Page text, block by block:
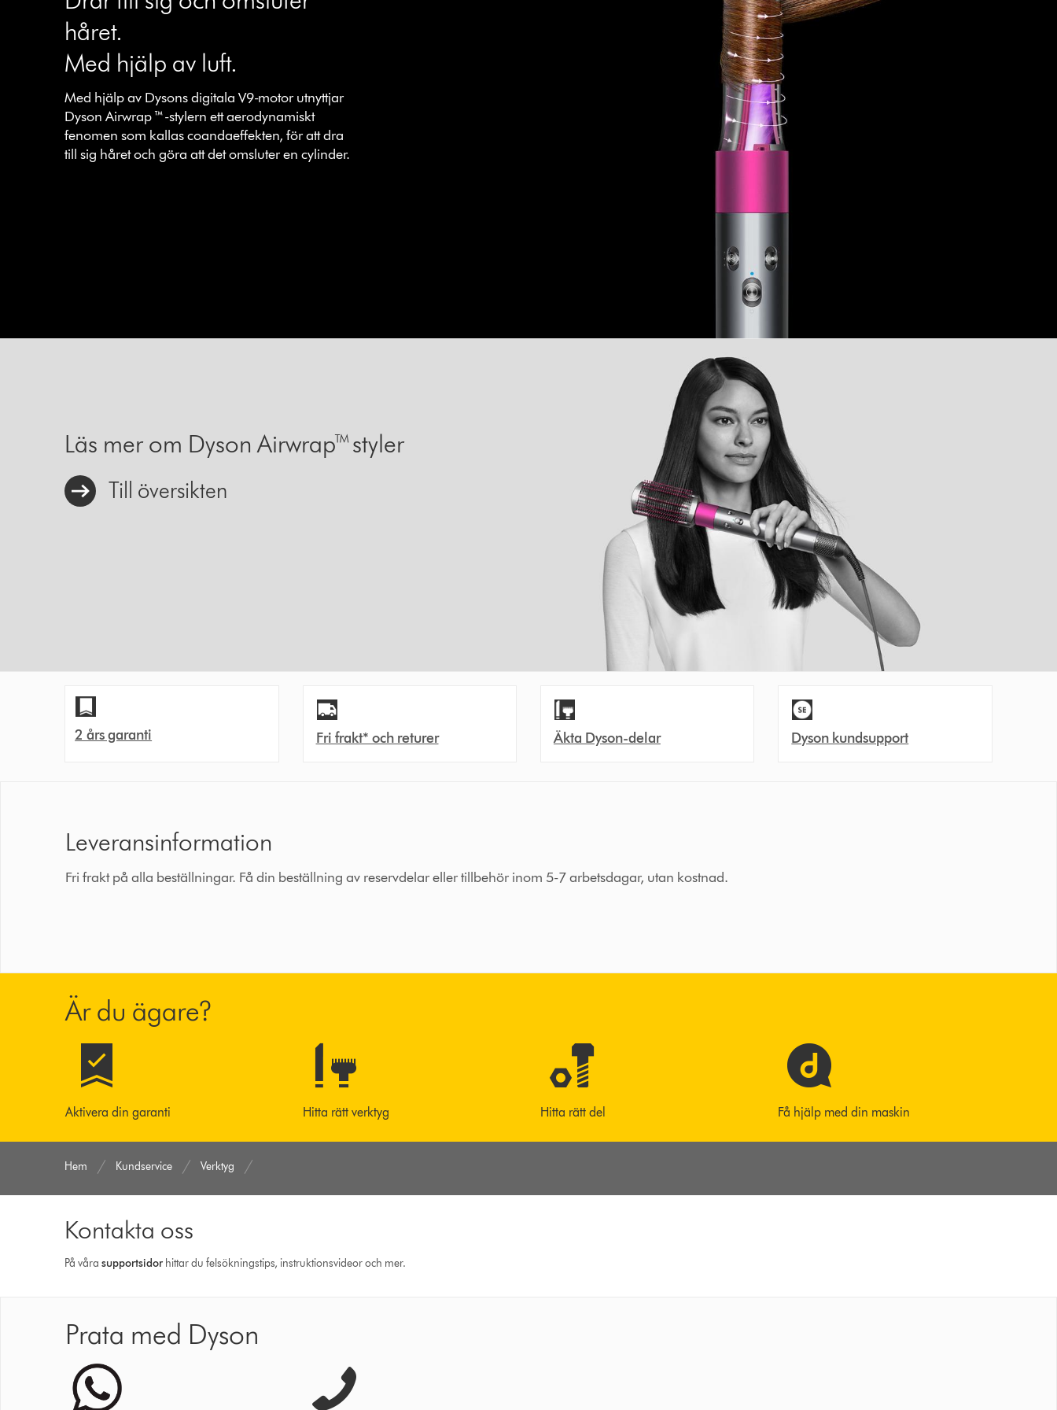
håret.
Med hjälp av luft.
Med hjälp av Dysons digitala V9-motor utnyttjar
Dyson Airwrap ™-stylern ett aerodynamiskt
fenomen som kallas coandaeffekten, för att dra
till sig håret och göra att det omsluter en cylinder.
Läs mer om Dyson Airwrap™ styler
Till översikten
2 års garanti Fri frakt* och returer Äkta Dyson-delar Dyson kundsupport
Leveransinformation
Fri frakt på alla beställningar. Få din beställning av reservdelar eller tillbehör inom 5-7 arbetsdagar, utan kostnad.
Är du ägare?
Aktivera din garanti Hitta rätt verktyg Hitta rätt del Få hjälp med din maskin
Hem Kundservice Verktyg
Kontakta oss
På vårasupport­sidor hittar du felsökningstips, instruktionsvideor och mer.
Prata med Dyson